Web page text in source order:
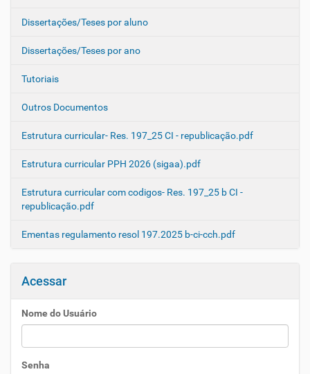
Dissertações/Teses por aluno
Dissertações/Teses por ano
Tutoriais
Outros Documentos
Estrutura curricular- Res. 197_25 CI - republicação.pdf
Estrutura curricular PPH 2026 (sigaa).pdf
Estrutura curricular com codigos- Res. 197_25 b CI -
republicação.pdf
Ementas regulamento resol 197.2025 b-ci-cch.pdf
Acessar
Nome do Usuário
Senha